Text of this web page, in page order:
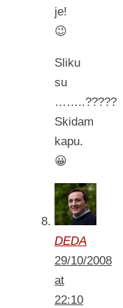
je!
😉
Sliku
su
……..?????
Skidam
kapu.
😀
DEDA
29/10/2008
at
22:10